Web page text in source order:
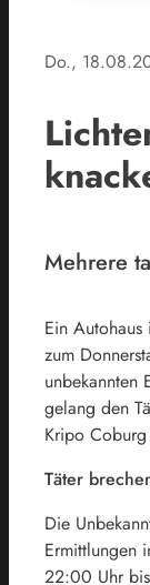
Do.,
Mehrere
Ein
zum
unbekannten
gelang den
Kripo
Täter
Die
Ermittlungen
22:00 Uhr